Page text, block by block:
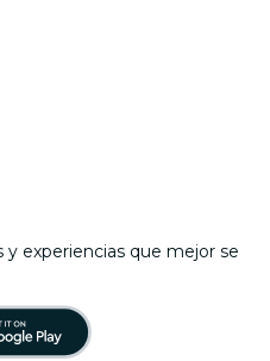
y experiencias que mejor se